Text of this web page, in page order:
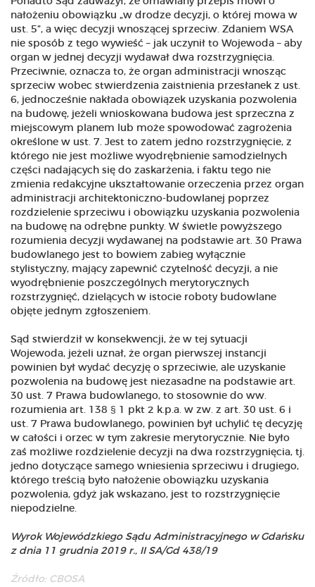
nałożeniu obowiązku „w drodze decyzji, o której mowa w
ust. 5”, a więc decyzji wnoszącej sprzeciw. Zdaniem WSA
nie sposób z tego wywieść – jak uczynił to Wojewoda – aby
organ w jednej decyzji wydawał dwa rozstrzygnięcia.
Przeciwnie, oznacza to, że organ administracji wnosząc
sprzeciw wobec stwierdzenia zaistnienia przesłanek z ust.
6, jednocześnie nakłada obowiązek uzyskania pozwolenia
na budowę, jeżeli wnioskowana budowa jest sprzeczna z
miejscowym planem lub może spowodować zagrożenia
określone w ust. 7. Jest to zatem jedno rozstrzygnięcie, z
którego nie jest możliwe wyodrębnienie samodzielnych
części nadających się do zaskarżenia, i faktu tego nie
zmienia redakcyjne ukształtowanie orzeczenia przez organ
administracji architektoniczno-budowlanej poprzez
rozdzielenie sprzeciwu i obowiązku uzyskania pozwolenia
na budowę na odrębne punkty. W świetle powyższego
rozumienia decyzji wydawanej na podstawie art. 30 Prawa
budowlanego jest to bowiem zabieg wyłącznie
stylistyczny, mający zapewnić czytelność decyzji, a nie
wyodrębnienie poszczególnych merytorycznych
rozstrzygnięć, dzielących w istocie roboty budowlane
objęte jednym zgłoszeniem.
Sąd stwierdził w konsekwencji, że w tej sytuacji
Wojewoda, jeżeli uznał, że organ pierwszej instancji
powinien był wydać decyzję o sprzeciwie, ale uzyskanie
pozwolenia na budowę jest niezasadne na podstawie art.
30 ust. 7 Prawa budowlanego, to stosownie do ww.
rozumienia art. 138 § 1 pkt 2 k.p.a. w zw. z art. 30 ust. 6 i
ust. 7 Prawa budowlanego, powinien był uchylić tę decyzję
w całości i orzec w tym zakresie merytorycznie. Nie było
zaś możliwe rozdzielenie decyzji na dwa rozstrzygnięcia, tj.
jedno dotyczące samego wniesienia sprzeciwu i drugiego,
którego treścią było nałożenie obowiązku uzyskania
pozwolenia, gdyż jak wskazano, jest to rozstrzygnięcie
niepodzielne.
Wyrok Wojewódzkiego Sądu Administracyjnego w Gdańsku
z dnia 11 grudnia 2019 r., II SA/Gd 438/19
Źródło: CBOSA